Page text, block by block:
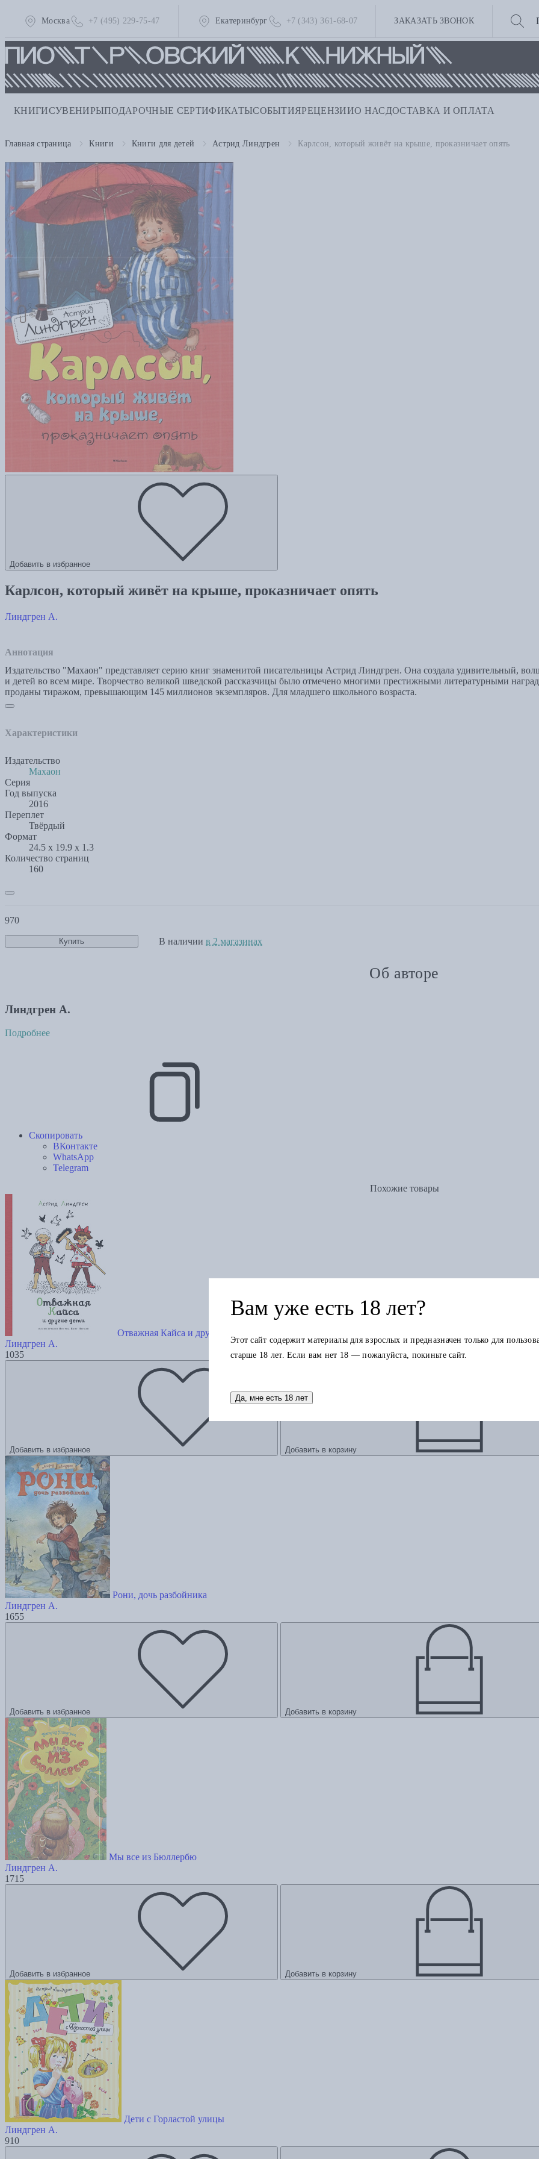
Москва +7 (495) 229-75-47 Екатеринбург +7 (343) 361-68-07 ЗАКАЗАТЬ ЗВОНОК
КНИГИСУВЕНИРЫПОДАРОЧНЫЕ СЕРТИФИКАТЫСОБЫТИЯРЕЦЕНЗИИО НАС ДОСТАВКА И ОПЛАТА
Главная страница Книги Книги для детей Астрид Линдгрен Карлсон, который живёт на крыше, проказничает опять
Добавить в избранное
Карлсон, который живёт на крыше, проказничает опять
Линдгрен А.
Аннотация
Издательство "Махаон" представляет серию книг знаменитой писательницы Астрид Линдгрен. Она создала удивительный,
и детей во всем мире. Творчество великой шведской рассказчицы было отмечено многими престижными литературными
проданы тиражом, превышающим 145 миллионов экземпляров. Для младшего школьного возраста.
Характеристики
Издательство
Махаон
Серия
Год выпуска
2016
Переплет
Твёрдый
Формат
24.5 x 19.9 x 1.3
Количество страниц
160
970
Купить В наличии в 2 магазинах
Об авторе
Линдгрен А.
Подробнее
Скопировать
ВКонтакте
WhatsApp
Telegram
Похожие товары
Отважная Кайса и другие дети (илл. И. Ванг Нюман)
Линдгрен А.
1035
Добавить в избранное Добавить в корзину
Рони, дочь разбойника
Линдгрен А.
1655
Добавить в избранное Добавить в корзину
Мы все из Бюллербю
Линдгрен А.
1715
Добавить в избранное Добавить в корзину
Дети с Горластой улицы
Линдгрен А.
910
Вам уже есть 18 лет?
Этот сайт содержит материалы для взрослых и предназначен только для
старше 18 лет. Если вам нет 18 — пожалуйста, покиньте сайт.
Да, мне есть 18 лет